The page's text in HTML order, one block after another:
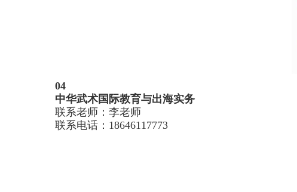
04
中华武术国际教育与出海实务
联系老师：李老师
联系电话： 18646117773